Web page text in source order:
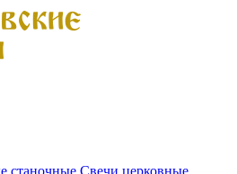
Свечи церковные